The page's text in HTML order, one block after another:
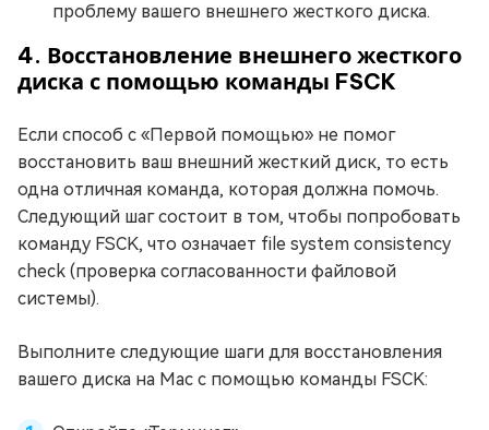
проблему вашего внешнего жесткого диска.
4. Восстановление внешнего жесткого
диска с помощью команды FSCK
Если способ с «Первой помощью» не помог
восстановить ваш внешний жесткий диск, то есть
одна отличная команда, которая должна помочь.
Следующий шаг состоит в том, чтобы попробовать
команду FSCK, что означает file system consistency
check (проверка согласованности файловой
системы).
Выполните следующие шаги для восстановления
вашего диска на Mac с помощью команды FSCK: